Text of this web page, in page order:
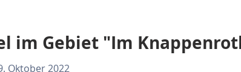
im Gebiet "Im
Oktober 2022